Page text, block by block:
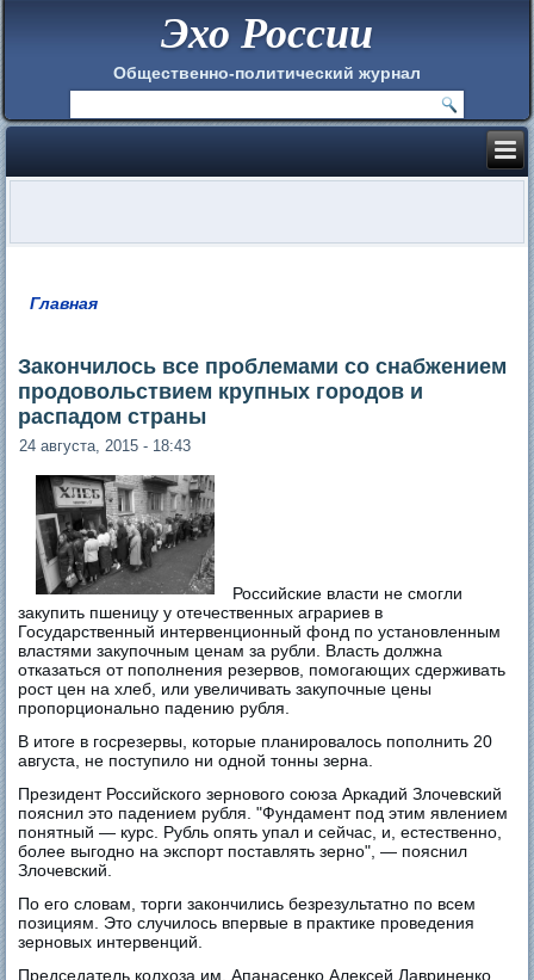
Эхо России
Общественно-политический журнал
Главная
Закончилось все проблемами со снабжением
продовольствием крупных городов и
распадом страны
24 августа, 2015 - 18:43
Российские власти не смогли
закупить пшеницу у отечественных аграриев в
Государственный интервенционный фонд по установленным
властями закупочным ценам за рубли. Власть должна
отказаться от пополнения резервов, помогающих сдерживать
рост цен на хлеб, или увеличивать закупочные цены
пропорционально падению рубля.
В итоге в госрезервы, которые планировалось пополнить 20
августа, не поступило ни одной тонны зерна.
Президент Российского зернового союза Аркадий Злочевский
пояснил это падением рубля. "Фундамент под этим явлением
понятный — курс. Рубль опять упал и сейчас, и, естественно,
более выгодно на экспорт поставлять зерно", — пояснил
Злочевский.
По его словам, торги закончились безрезультатно по всем
позициям. Это случилось впервые в практике проведения
зерновых интервенций.
Председатель колхоза им. Апанасенко Алексей Лавриненко